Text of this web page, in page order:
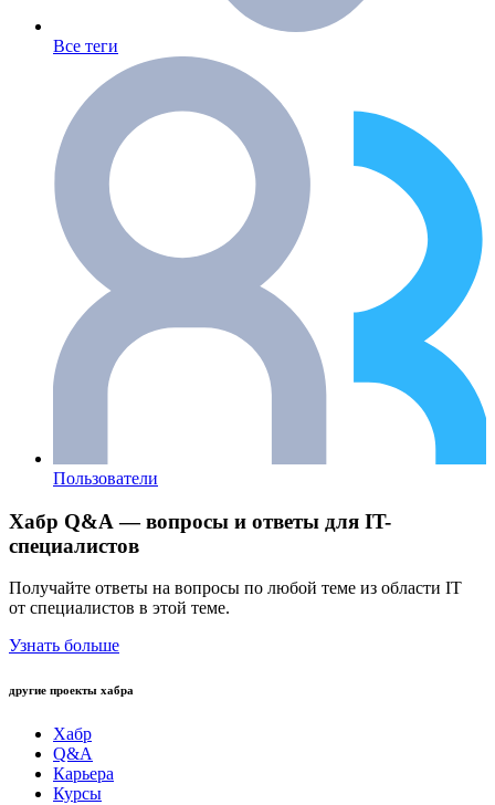
Все теги
Пользователи
Хабр Q&A — вопросы и ответы для IT-
специалистов
Получайте ответы на вопросы по любой теме из области IT
от специалистов в этой теме.
Узнать больше
другие проекты хабра
Хабр
Q&A
Карьера
Курсы